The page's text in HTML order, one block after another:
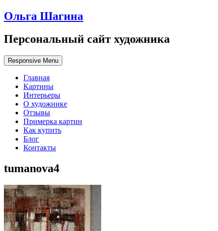
Ольга Шагина
Персональный сайт художника
Responsive Menu
Главная
Картины
Интерьеры
О художнике
Отзывы
Примерка картин
Как купить
Блог
Контакты
tumanova4